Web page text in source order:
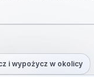
i wypożycz w okolicy